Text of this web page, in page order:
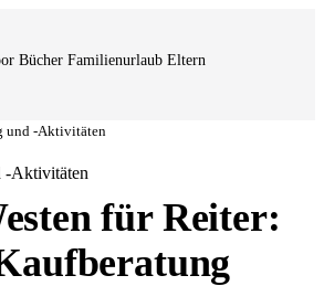
Bücher Familienurlaub Eltern
und -Aktivitäten
-Aktivitäten
für Reiter: